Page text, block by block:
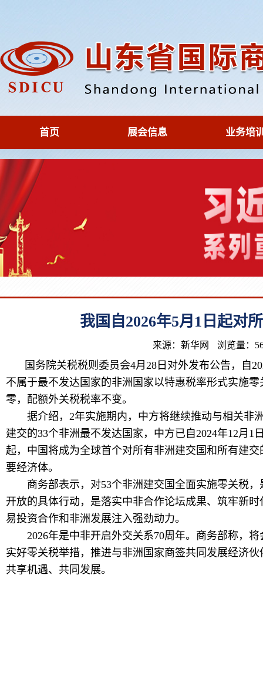
首页 展会信息 业务培
我国自2026年5月1日起对
来源：新华网 浏览量：
国务院关税税则委员会4月28日对外发布公告，自
不属于最不发达国家的非洲国家以特惠税率形式实施
零，配额外关税税率不变。
据介绍，2年实施期内，中方将继续推动与相关非
建交的33个非洲最不发达国家，中方已自2024年12月1
起，中国将成为全球首个对所有非洲建交国和所有建
要经济体。
商务部表示，对53个非洲建交国全面实施零关税，
开放的具体行动，是落实中非合作论坛成果、筑牢新
易投资合作和非洲发展注入强劲动力。
2026年是中非开启外交关系70周年。商务部称，将
实好零关税举措，推进与非洲国家商签共同发展经济
共享机遇、共同发展。